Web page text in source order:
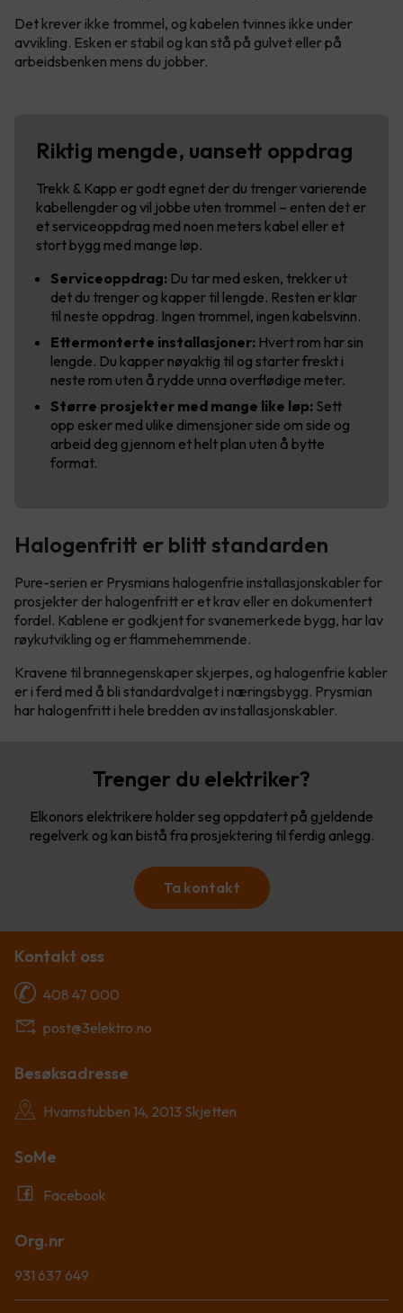
Det krever ikke trommel, og kabelen tvinnes ikke under
avvikling. Esken er stabil og kan stå på gulvet eller på
arbeidsbenken mens du jobber.
Riktig mengde, uansett oppdrag
Trekk & Kapp er godt egnet der du trenger varierende
kabellengder og vil jobbe uten trommel – enten det er
et serviceoppdrag med noen meters kabel eller et
stort bygg med mange løp.
Serviceoppdrag: Du tar med esken, trekker ut
det du trenger og kapper til lengde. Resten er klar
til neste oppdrag. Ingen trommel, ingen kabelsvinn.
Ettermonterte installasjoner: Hvert rom har sin
lengde. Du kapper nøyaktig til og starter freskt i
neste rom uten å rydde unna overflødige meter.
Større prosjekter med mange like løp: Sett
opp esker med ulike dimensjoner side om side og
arbeid deg gjennom et helt plan uten å bytte
format.
Halogenfritt er blitt standarden
Pure-serien er Prysmians halogenfrie installasjonskabler for
prosjekter der halogenfritt er et krav eller en dokumentert
fordel. Kablene er godkjent for svanemerkede bygg, har lav
røykutvikling og er flammehemmende.
Kravene til brannegenskaper skjerpes, og halogenfrie kabler
er i ferd med å bli standardvalget i næringsbygg. Prysmian
har halogenfritt i hele bredden av installasjonskabler.
Trenger du elektriker?
Elkonors elektrikere holder seg oppdatert på gjeldende
regelverk og kan bistå fra prosjektering til ferdig anlegg.
Ta kontakt
Kontakt oss
408 47 000
post@3elektro.no
Besøksadresse
Hvamstubben 14, 2013 Skjetten
SoMe
Facebook
Org.nr
931 637 649